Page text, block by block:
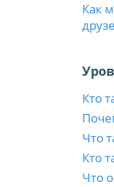
Как
Кто
Что
Кто
Что